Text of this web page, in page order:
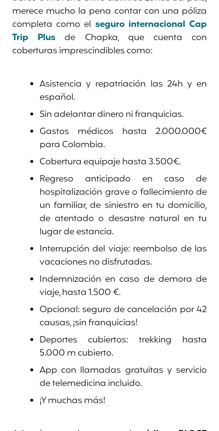
merece mucho la pena contar con una póliza
completa como el seguro internacional Cap
Trip Plus de Chapka, que cuenta con
coberturas imprescindibles como:
Asistencia y repatriación las 24h y en
español.
Sin adelantar dinero ni franquicias.
Gastos médicos hasta 2.000.000€
para Colombia.
Cobertura equipaje hasta 3.500€.
Regreso anticipado en caso de
hospitalización grave o fallecimiento de
un familiar, de siniestro en tu domicilio,
de atentado o desastre natural en tu
lugar de estancia.
Interrupción del viaje: reembolso de las
vacaciones no disfrutadas.
Indemnización en caso de demora de
viaje, hasta 1.500 €.
Opcional: seguro de cancelación por 42
causas, ¡sin franquicias!
Deportes cubiertos: trekking hasta
5.000 m cubierto.
App con llamadas gratuitas y servicio
de telemedicina incluido.
¡Y muchas más!